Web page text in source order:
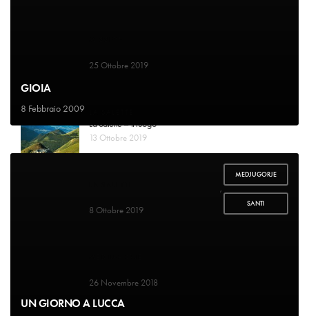
GIOIA
8 Febbraio 2009
MEDJUGORJE
,
SANTI
UN GIORNO A LUCCA
25 Ottobre 2019
La Salette – il luogo
13 Ottobre 2019
Guarigione di mademoiselle Marie-Pierrette Gagniard
8 Ottobre 2019
26 Novembre 2018